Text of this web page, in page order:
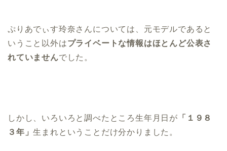
ぷりあでぃす玲奈さんについては、元モデルであると
いうこと以外はプライベートな情報はほとんど公表さ
れていませんでした。
しかし、いろいろと調べたところ生年月日が 「１９８
３年」生まれということだけ分かりました。